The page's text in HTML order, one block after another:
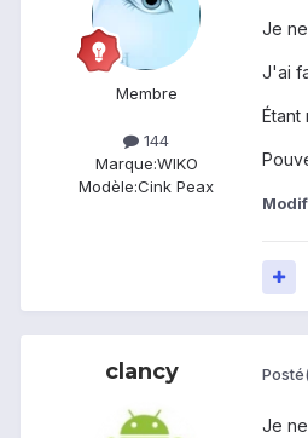
Membre
144
Marque:WIKO
Modèle:Cink Peax
Je
J'ai
Étant
clancy
Je